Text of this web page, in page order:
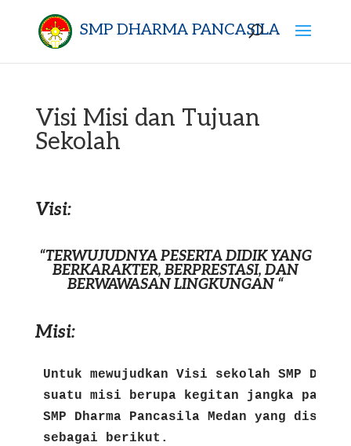
SMP DHARMA PANCASILA
Visi Misi dan Tujuan
Sekolah
Visi:
“TERWUJUDNYA PESERTA DIDIK YANG
BERKARAKTER, BERPRESTASI, DAN
BERWAWASAN LINGKUNGAN “
Misi:
Untuk mewujudkan Visi sekolah SMP
suatu misi berupa kegitan jangka
SMP Dharma Pancasila Medan yang
sebagai berikut.